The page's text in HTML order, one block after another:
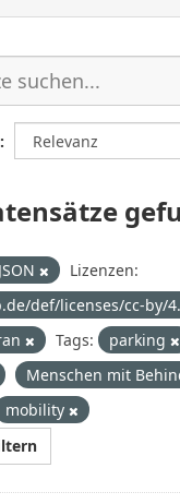
Lizenzen:
def/licenses/cc-by/
Tags:
parking
Menschen mit
mobility